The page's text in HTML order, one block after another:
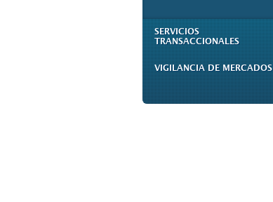
SERVICIOS
TRANSACCIONALES
VIGILANCIA DE MERCADOS